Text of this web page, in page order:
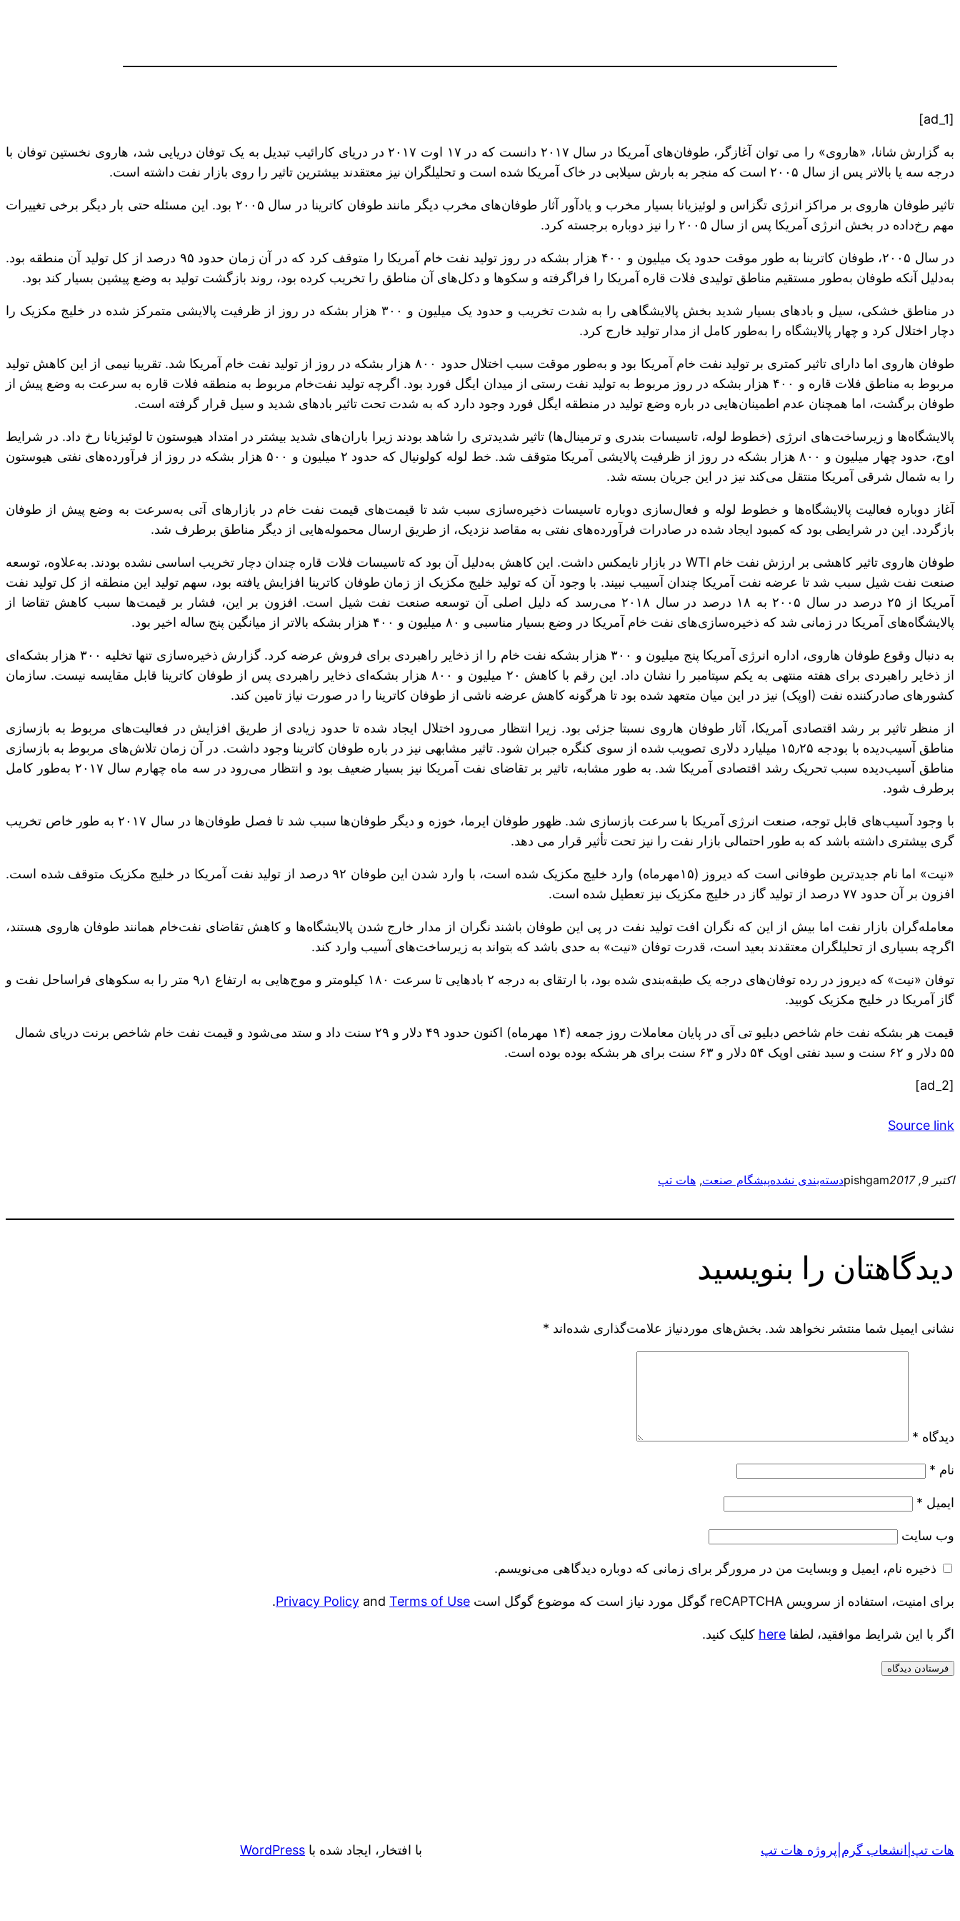
[ad_1]
به گزارش شانا، «هاروی» را می توان آغازگر، طوفان‌های آمریکا در سال ۲۰۱۷ دانست که در ۱۷ اوت ۲۰۱۷ در دریای کارائیب تبدیل به یک توفان دریایی شد، هاروی نخستین توفان با
درجه سه یا بالاتر پس از سال ۲۰۰۵ است که منجر به بارش سیلابی در خاک آمریکا شده‌ است و تحلیلگران نیز معتقدند بیشترین تاثیر را روی بازار نفت داشته است.
تاثیر طوفان هاروی بر مراکز انرژی تگزاس و لوئیزیانا بسیار مخرب و یادآور آثار طوفان‌های مخرب دیگر مانند طوفان کاترینا در سال ۲۰۰۵ بود. این مسئله حتی بار دیگر برخی تغییرات
مهم رخ‌داده در بخش انرژی آمریکا پس از سال ۲۰۰۵ را نیز دوباره برجسته کرد.
در سال ۲۰۰۵، طوفان کاترینا به طور موقت حدود یک میلیون و ۴۰۰ هزار بشکه در روز تولید نفت خام آمریکا را متوقف کرد که در آن زمان حدود ۹۵ درصد از کل تولید آن منطقه بود.
به‌دلیل آنکه طوفان به‌طور مستقیم مناطق تولیدی فلات قاره آمریکا را فراگرفته و سکوها و دکل‌های آن مناطق را تخریب کرده ‌بود، روند بازگشت تولید به وضع پیشین بسیار کند بود.
در مناطق خشکی، سیل و بادهای بسیار شدید بخش پالایشگاهی را به شدت تخریب و حدود یک میلیون و ۳۰۰ هزار بشکه در روز از ظرفیت پالایشی متمرکز شده در خلیج مکزیک را
دچار اختلال کرد و چهار پالایشگاه را به‌طور کامل از مدار تولید خارج کرد.
طوفان هاروی اما دارای تاثیر کمتری بر تولید نفت خام آمریکا بود و به‌طور موقت سبب اختلال حدود ۸۰۰ هزار بشکه در روز از تولید نفت خام آمریکا شد. تقریبا نیمی از این کاهش تولید
مربوط به مناطق فلات قاره و ۴۰۰ هزار بشکه در روز مربوط به تولید نفت رستی از میدان ایگل فورد بود. اگرچه تولید نفت‌خام مربوط به منطقه فلات قاره به سرعت به وضع پیش از
طوفان برگشت، اما همچنان عدم اطمینان‌هایی در باره وضع تولید در منطقه ایگل فورد وجود دارد که به شدت تحت تاثیر بادهای شدید و سیل قرار گرفته است.
پالایشگاه‌ها و زیرساخت‌های انرژی (خطوط لوله، تاسیسات بندری و ترمینال‌ها) تاثیر شدیدتری را شاهد بودند زیرا باران‌های شدید بیشتر در امتداد هیوستون تا لوئیزیانا رخ داد. در شرایط
اوج، حدود چهار میلیون و ۸۰۰ هزار بشکه در روز از ظرفیت پالایشی آمریکا متوقف شد. خط لوله‌ کولونیال که حدود ۲ میلیون و ۵۰۰ هزار بشکه در روز از فرآورده‌های نفتی هیوستون
را به شمال شرقی آمریکا منتقل می‌کند نیز در این جریان بسته شد.
آغاز دوباره فعالیت پالایشگاه‌ها و خطوط لوله و فعال‌سازی دوباره تاسیسات ذخیره‌سازی‌ سبب شد تا قیمت‌های قیمت نفت خام در بازارهای آتی‌ به‌سرعت به وضع پیش از طوفان
بازگردد. این در شرایطی بود که کمبود ایجاد شده در صادرات فرآورده‌های نفتی به مقاصد نزدیک، از طریق ارسال محموله‌هایی از دیگر مناطق برطرف شد.
طوفان هاروی تاثیر کاهشی بر ارزش نفت خام WTI در بازار نایمکس داشت. این کاهش به‌دلیل آن بود که تاسیسات فلات قاره چندان دچار تخریب اساسی نشده‌ بودند. به‌علاوه، توسعه
صنعت نفت شیل سبب شد تا عرضه نفت آمریکا چندان آسیبب نبیند. با وجود آن که تولید خلیج مکزیک از زمان طوفان کاترینا افزایش یافته بود، سهم تولید این منطقه از کل تولید نفت
آمریکا از ۲۵ درصد در سال ۲۰۰۵ به ۱۸ درصد در سال ۲۰۱۸ می‌رسد که دلیل اصلی آن توسعه صنعت نفت شیل است. افزون بر این، فشار بر قیمت‌ها سبب کاهش تقاضا از
پالایشگاه‌های آمریکا در زمانی شد که ذخیره‌سازی‌های نفت خام آمریکا در وضع بسیار مناسبی و ۸۰ میلیون و ۴۰۰ هزار بشکه بالاتر از میانگین پنج ساله اخیر بود.
به دنبال وقوع طوفان هاروی، اداره انرژی آمریکا پنج میلیون و ۳۰۰ هزار بشکه نفت خام را از ذخایر راهبردی برای فروش عرضه کرد. گزارش ذخیره‌سازی تنها تخلیه ۳۰۰ هزار بشکه‌ای
از ذخایر راهبردی برای هفته منتهی به یکم سپتامبر را نشان داد. این رقم با کاهش ۲۰ میلیون و ۸۰۰ هزار بشکه‌ای ذخایر راهبردی پس از طوفان کاترینا قابل مقایسه نیست. سازمان
کشورهای صادرکننده نفت (اوپک) نیز در این میان متعهد شده بود تا هرگونه کاهش عرضه ناشی از طوفان کاترینا را در صورت نیاز تامین کند.
از منظر تاثیر بر رشد اقتصادی آمریکا، آثار طوفان هاروی نسبتا جزئی بود. زیرا انتظار می‌رود اختلال ایجاد شده تا حدود زیادی از طریق افزایش در فعالیت‌های مربوط به بازسازی
مناطق آسیب‌دیده با بودجه ۱۵٫۲۵ میلیارد دلاری تصویب شده از سوی کنگره جبران شود. تاثیر مشابهی نیز در باره طوفان کاترینا وجود داشت. در آن زمان تلاش‌های مربوط به بازسازی
مناطق آسیب‌دیده سبب تحریک رشد اقتصادی آمریکا شد. به طور مشابه، تاثیر بر تقاضای نفت آمریکا نیز بسیار ضعیف بود و انتظار می‌رود در سه ماه چهارم سال ۲۰۱۷ به‌طور کامل
برطرف شود.
با وجود آسیب‌های قابل توجه، صنعت انرژی آمریکا با سرعت بازسازی شد. ظهور طوفان ایرما، خوزه و دیگر طوفان‌ها سبب شد تا فصل طوفان‌ها در سال ۲۰۱۷ به طور خاص تخریب
گری بیشتری داشته باشد که به طور احتمالی بازار نفت را نیز تحت تأثیر قرار می دهد.
«نیت» اما نام جدیدترین طوفانی است که دیروز (۱۵مهرماه) وارد خلیج مکزیک شده است، با وارد شدن این طوفان ۹۲ درصد از تولید نفت آمریکا در خلیج مکزیک متوقف شده است.
افزون بر آن حدود ۷۷ درصد از تولید گاز در خلیج مکزیک نیز تعطیل شده است.
معامله‌گران بازار نفت اما بیش از این که نگران افت تولید نفت در پی این طوفان باشند نگران از مدار خارج شدن پالایشگاه‌ها و کاهش تقاضای نفت‌خام همانند طوفان هاروی هستند،
اگرچه بسیاری از تحلیل‎گران معتقدند بعید است، قدرت توفان «نیت» به حدی باشد که بتواند به زیرساخت‌های آسیب وارد کند.
توفان «نیت» که دیروز در رده توفان‌های درجه یک طبقه‌بندی شده بود، با ارتقای به درجه ۲ بادهایی تا سرعت ۱۸۰ کیلومتر و موج‌هایی به ارتفاع ۹٫۱ متر را به سکوهای فراساحل نفت و
گاز آمریکا در خلیج مکزیک کوبید.
قیمت هر بشکه نفت خام شاخص دبلیو تی آی در پایان معاملات روز جمعه (۱۴ مهرماه) اکنون حدود ۴۹ دلار و ۲۹ سنت داد و ستد می‌شود و قیمت نفت خام شاخص برنت دریای شمال
۵۵ دلار و ۶۲ سنت و سبد نفتی اوپک ۵۴ دلار و ۶۳ سنت برای هر بشکه بوده بوده است.
[ad_2]
Source link
اکتبر 9, 2017 pishgamدسته‌بندی نشدهپیشگام صنعت, هات تپ
دیدگاهتان را بنویسید
نشانی ایمیل شما منتشر نخواهد شد. بخش‌های موردنیاز علامت‌گذاری شده‌اند *
دیدگاه *
نام *
ایمیل *
وب‌ سایت
ذخیره نام، ایمیل و وبسایت من در مرورگر برای زمانی که دوباره دیدگاهی می‌نویسم.
برای امنیت، استفاده از سرویس reCAPTCHA گوگل مورد نیاز است که موضوع گوگل است Privacy Policy and Terms of Use
.
اگر با این شرایط موافقید، لطفا here کلیک کنید.
هات تپ|انشعاب گرم|پروژه هات تپ با افتخار، ایجاد شده با WordPress